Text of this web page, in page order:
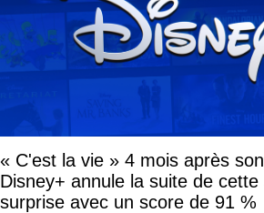
« C'est la vie » 4 mois après
Disney+ annule la suite de
surprise avec un score de 91 %